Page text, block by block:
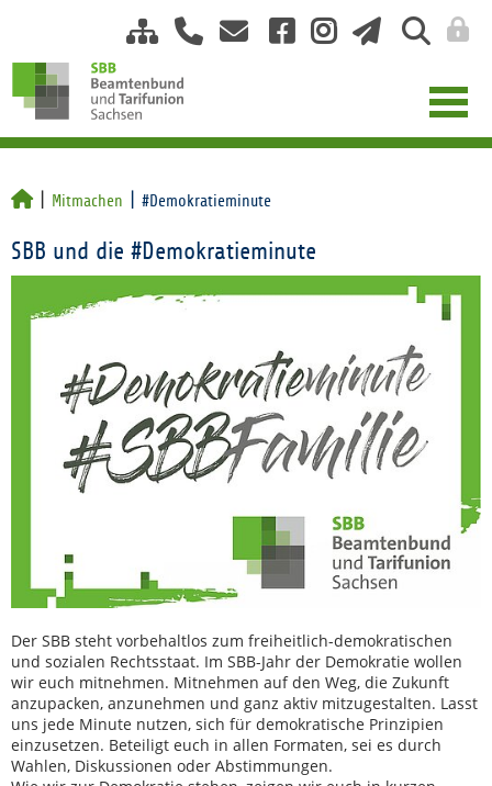
Mitmachen #Demokratieminute
SBB und die #Demokratieminute
Der SBB steht vorbehaltlos zum freiheitlich-demokratischen
und sozialen Rechtsstaat. Im SBB-Jahr der Demokratie wollen
wir euch mitnehmen. Mitnehmen auf den Weg, die Zukunft
anzupacken, anzunehmen und ganz aktiv mitzugestalten. Lasst
uns jede Minute nutzen, sich für demokratische Prinzipien
einzusetzen. Beteiligt euch in allen Formaten, sei es durch
Wahlen, Diskussionen oder Abstimmungen.